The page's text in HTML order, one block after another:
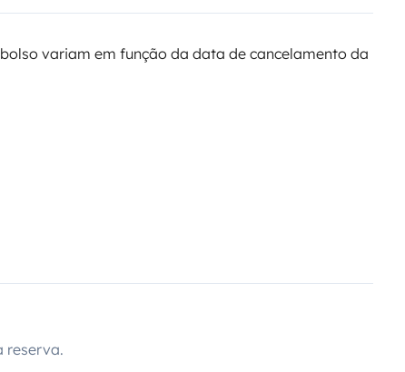
variam em função da data de cancelamento da
reserva.